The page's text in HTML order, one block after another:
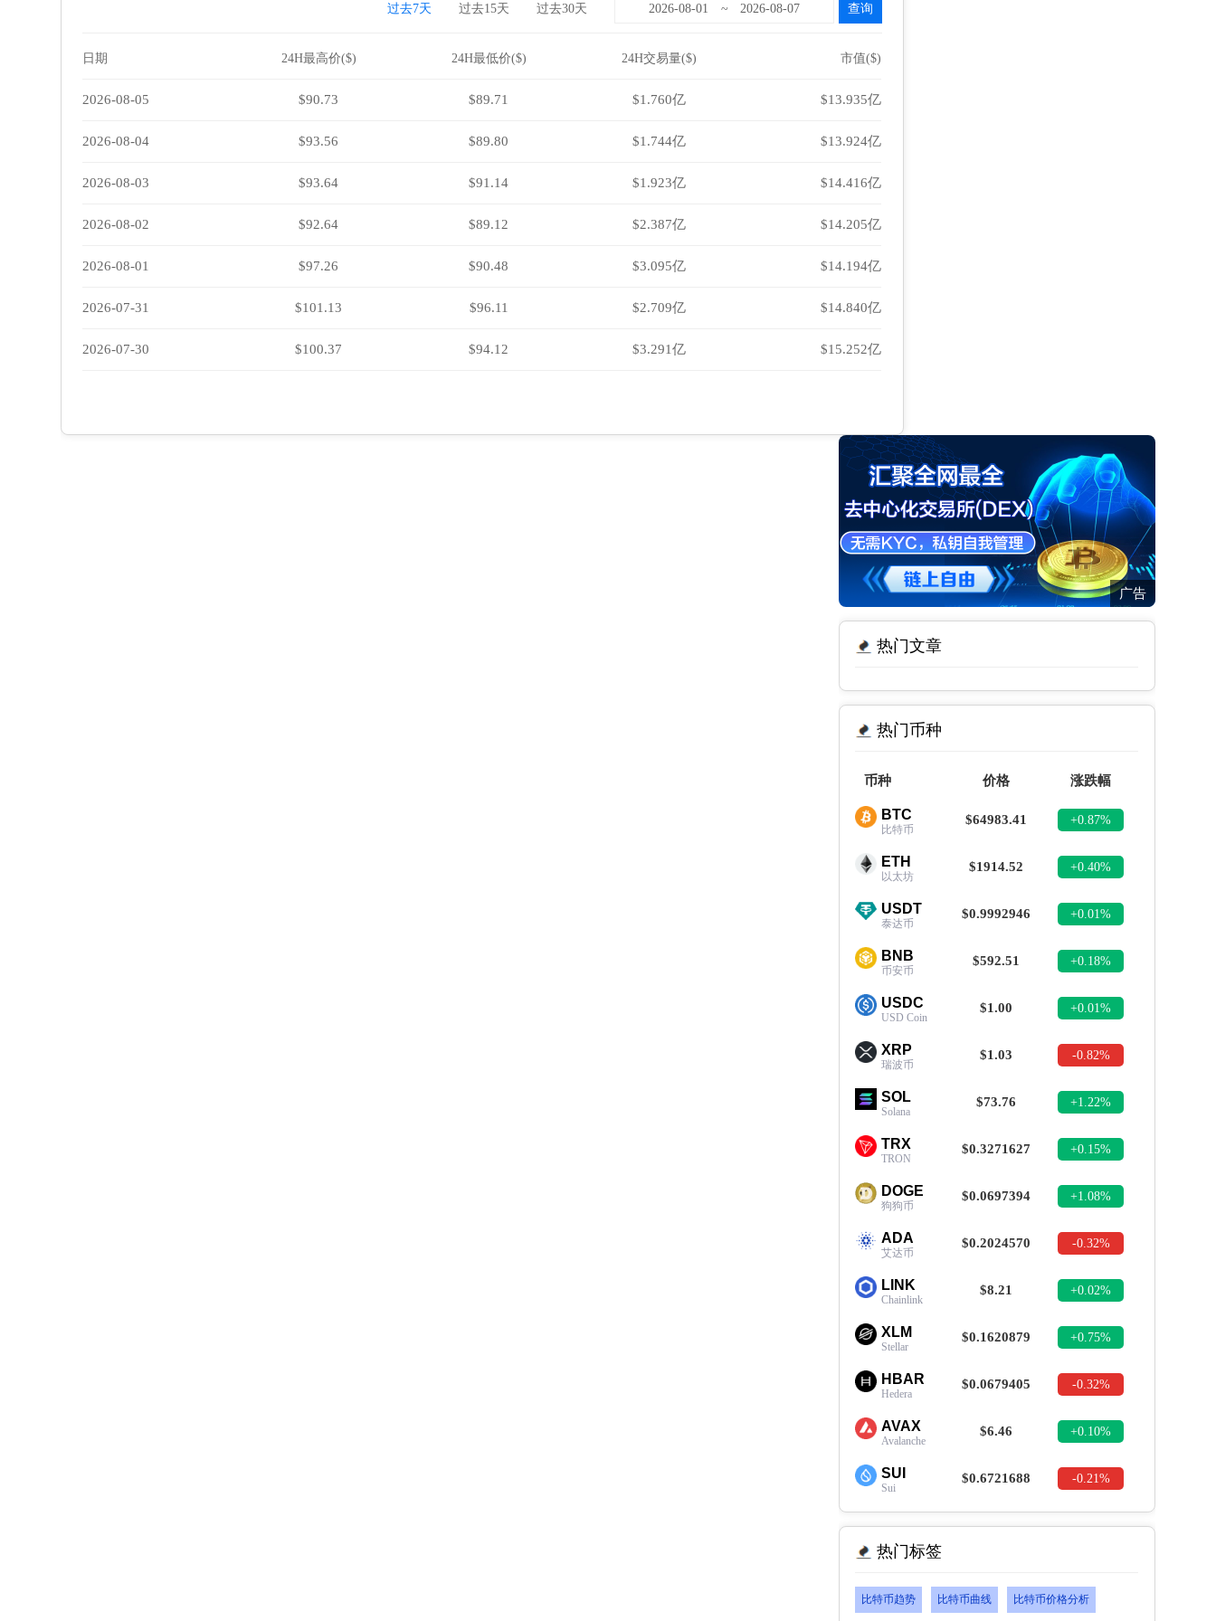
~
过去30天
过去15天
过去7天
日期 24H最高价($) 24H最低价($) 24H交易量($) 市值($)
2026-08-05 $90.73 $89.71 $1.760亿 $13.935亿
2026-08-04 $93.56 $89.80 $1.744亿 $13.924亿
2026-08-03 $93.64 $91.14 $1.923亿 $14.416亿
2026-08-02 $92.64 $89.12 $2.387亿 $14.205亿
2026-08-01 $97.26 $90.48 $3.095亿 $14.194亿
2026-07-31 $101.13 $96.11 $2.709亿 $14.840亿
2026-07-30 $100.37 $94.12 $3.291亿 $15.252亿
广告
热门文章
热门币种
币种 价格 涨跌幅
BTC
比特币
$64983.41 +0.87%
ETH
以太坊
$1914.52 +0.40%
USDT
泰达币
$0.9992946 +0.01%
BNB
币安币
$592.51 +0.18%
USDC
USD Coin
$1.00 +0.01%
XRP
瑞波币
$1.03 -0.82%
SOL
Solana
$73.76 +1.22%
TRX
TRON
$0.3271627 +0.15%
DOGE
狗狗币
$0.0697394 +1.08%
ADA
艾达币
$0.2024570 -0.32%
LINK
Chainlink
$8.21 +0.02%
XLM
Stellar
$0.1620879 +0.75%
HBAR
Hedera
$0.0679405 -0.32%
AVAX
Avalanche
$6.46 +0.10%
SUI
Sui
$0.6721688 -0.21%
热门标签
比特币趋势 比特币曲线 比特币价格分析